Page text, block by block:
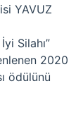
YAVUZ
Silahı”
2020
ödülünü